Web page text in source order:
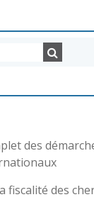
des
fiscalité des